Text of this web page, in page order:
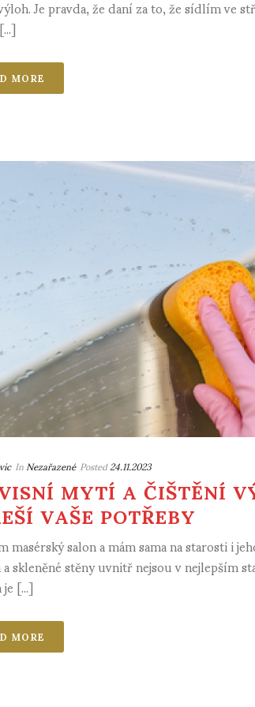
Je pravda, že daní za to, že sídlím ve
MORE
InNezařazenéPosted24.11.2023
MYTÍ A ČIŠTĚNÍ
VAŠE POTŘEBY
masérský salon a mám sama na starosti i
skleněné stěny uvnitř nejsou v nejlepším
[...]
MORE